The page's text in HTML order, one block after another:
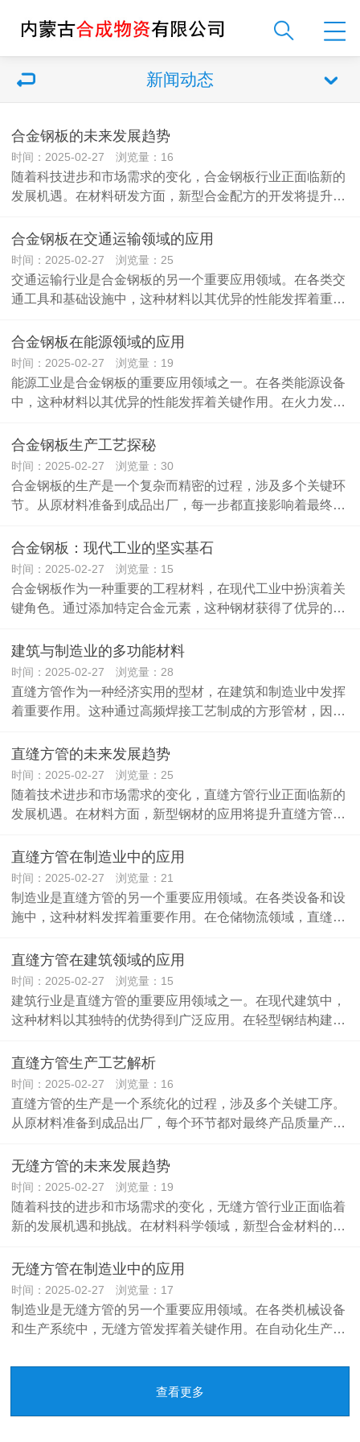
新闻动态
合金钢板的未来发展趋势
时间：2025-02-27 浏览量：16
随着科技进步和市场需求的变化，合金钢板行业正面临新的
发展机遇。在材料研发方面，新型合金配方的开发将提升…
合金钢板在交通运输领域的应用
时间：2025-02-27 浏览量：25
交通运输行业是合金钢板的另一个重要应用领域。在各类交
通工具和基础设施中，这种材料以其优异的性能发挥着重…
合金钢板在能源领域的应用
时间：2025-02-27 浏览量：19
能源工业是合金钢板的重要应用领域之一。在各类能源设备
中，这种材料以其优异的性能发挥着关键作用。在火力发…
合金钢板生产工艺探秘
时间：2025-02-27 浏览量：30
合金钢板的生产是一个复杂而精密的过程，涉及多个关键环
节。从原材料准备到成品出厂，每一步都直接影响着最终…
合金钢板：现代工业的坚实基石
时间：2025-02-27 浏览量：15
合金钢板作为一种重要的工程材料，在现代工业中扮演着关
键角色。通过添加特定合金元素，这种钢材获得了优异的…
建筑与制造业的多功能材料
时间：2025-02-27 浏览量：28
直缝方管作为一种经济实用的型材，在建筑和制造业中发挥
着重要作用。这种通过高频焊接工艺制成的方形管材，因…
直缝方管的未来发展趋势
时间：2025-02-27 浏览量：25
随着技术进步和市场需求的变化，直缝方管行业正面临新的
发展机遇。在材料方面，新型钢材的应用将提升直缝方管…
直缝方管在制造业中的应用
时间：2025-02-27 浏览量：21
制造业是直缝方管的另一个重要应用领域。在各类设备和设
施中，这种材料发挥着重要作用。在仓储物流领域，直缝…
直缝方管在建筑领域的应用
时间：2025-02-27 浏览量：15
建筑行业是直缝方管的重要应用领域之一。在现代建筑中，
这种材料以其独特的优势得到广泛应用。在轻型钢结构建…
直缝方管生产工艺解析
时间：2025-02-27 浏览量：16
直缝方管的生产是一个系统化的过程，涉及多个关键工序。
从原材料准备到成品出厂，每个环节都对最终产品质量产…
无缝方管的未来发展趋势
时间：2025-02-27 浏览量：19
随着科技的进步和市场需求的变化，无缝方管行业正面临着
新的发展机遇和挑战。在材料科学领域，新型合金材料的…
无缝方管在制造业中的应用
时间：2025-02-27 浏览量：17
制造业是无缝方管的另一个重要应用领域。在各类机械设备
和生产系统中，无缝方管发挥着关键作用。在自动化生产…
查看更多